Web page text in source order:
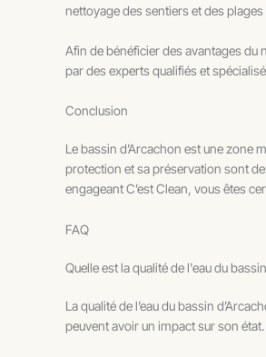
nettoyage des sentiers et des
Afin de bénéficier des avantages du
par des experts qualifiés et
Conclusion
Le bassin d’Arcachon est une zone
protection et sa préservation sont
engageant C’est Clean, vous êtes
FAQ
Quelle est la qualité de l'eau du
La qualité de l’eau du bassin
peuvent avoir un impact sur son